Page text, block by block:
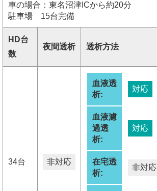
車の場合：東名沼津ICから約20分
駐車場 15台完備
HD台
数
夜間透析 透析方法
34台 非対応
血液透
析:
対応
血液濾
過透
析:
対応
在宅透
析:
非対応